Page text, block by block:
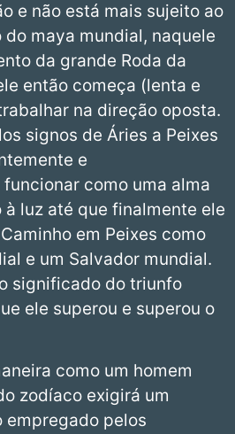
e não está mais sujeito ao
maya mundial, naquele
da grande Roda da
então começa (lenta e
na direção oposta.
signos de Áries a Peixes
e
como uma alma
luz até que finalmente ele
em Peixes como
e um Salvador mundial.
significado do triunfo
ele superou e superou o
como um homem
zodíaco exigirá um
empregado pelos